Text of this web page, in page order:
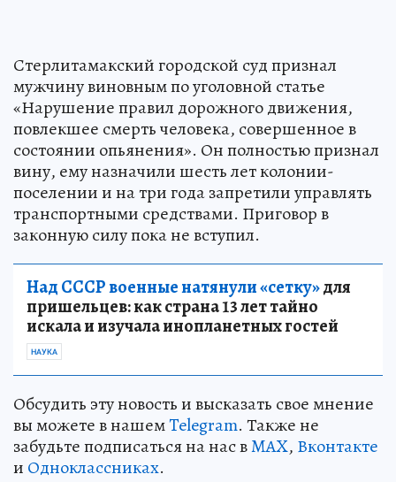
Стерлитамакский городской суд признал
мужчину виновным по уголовной статье
«Нарушение правил дорожного движения,
повлекшее смерть человека, совершенное в
состоянии опьянения». Он полностью признал
вину, ему назначили шесть лет колонии-
поселении и на три года запретили управлять
транспортными средствами. Приговор в
законную силу пока не вступил.
Над СССР военные натянули «сетку»для
пришельцев: как страна 13 лет тайно
искала и изучала инопланетных гостей
НАУКА
Обсудить эту новость и высказать свое мнение
вы можете в нашемTelegram. Также не
забудьте подписаться на нас вMAX, Вконтакте
и Одноклассниках.